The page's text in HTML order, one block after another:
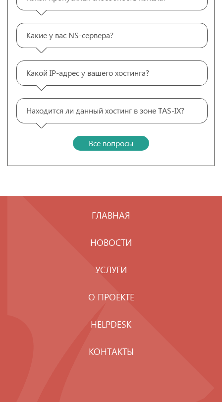
Какие у вас NS-сервера?
Какой IP-адрес у вашего хостинга?
Находится ли данный хостинг в зоне TAS-IX?
Все вопросы
ГЛАВНАЯ
НОВОСТИ
УСЛУГИ
О ПРОЕКТЕ
HELPDESK
КОНТАКТЫ